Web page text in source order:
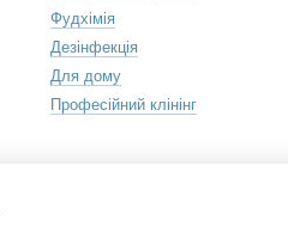
Фудхімія
Дезінфекція
Для дому
Професійний клінінг